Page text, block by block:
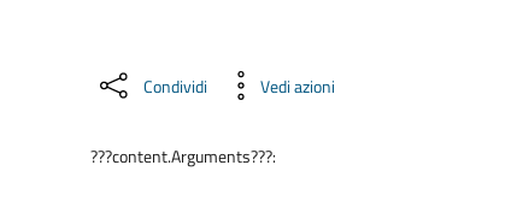
Condividi Vedi azioni
???content.Arguments???: